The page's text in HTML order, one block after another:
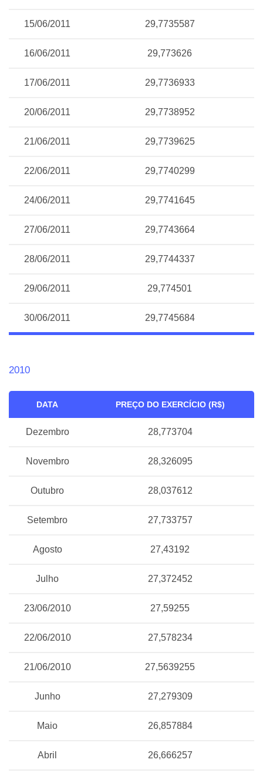
15/06/2011 29,7735587
16/06/2011 29,773626
17/06/2011 29,7736933
20/06/2011 29,7738952
21/06/2011 29,7739625
22/06/2011 29,7740299
24/06/2011 29,7741645
27/06/2011 29,7743664
28/06/2011 29,7744337
29/06/2011 29,774501
30/06/2011 29,7745684
2010
DATA PREÇO DO EXERCÍCIO (R$)
Dezembro 28,773704
Novembro 28,326095
Outubro 28,037612
Setembro 27,733757
Agosto 27,43192
Julho 27,372452
23/06/2010 27,59255
22/06/2010 27,578234
21/06/2010 27,5639255
Junho 27,279309
Maio 26,857884
Abril 26,666257